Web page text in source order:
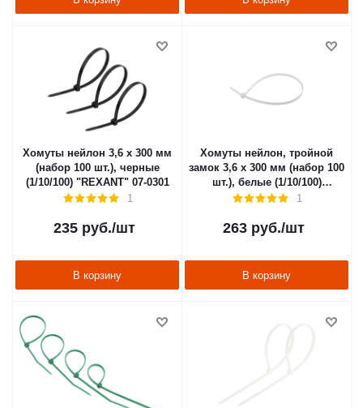
Хомуты нейлон 3,6 х 300 мм
(набор 100 шт.), черные
(1/10/100) "REXANT" 07-0301
1
235 руб./шт
В корзину
Хомуты нейлон, тройной
замок 3,6 х 300 мм (набор 100
шт.), белые (1/10/100)
"REXANT" 67-0300
1
263 руб./шт
В корзину